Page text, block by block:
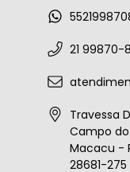
21 99870-
Travessa
Campo
Macacu -
28681-275